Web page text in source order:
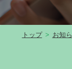
トップ お知